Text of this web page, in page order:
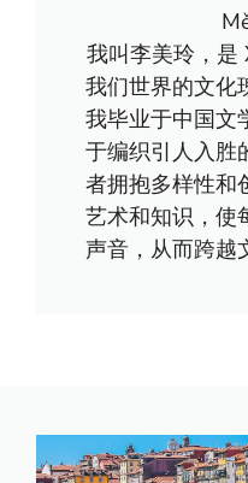
我叫李美玲，是
我们世界的文化
我毕业于中国文
于编织引人入胜
者拥抱多样性和
艺术和知识，使
声音，从而跨越